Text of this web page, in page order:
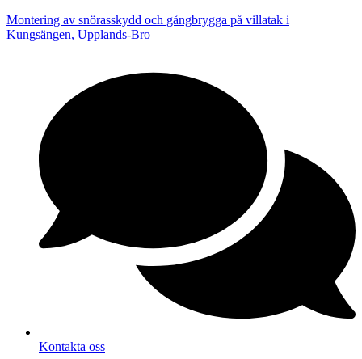
Montering av snörasskydd och gångbrygga på villatak i
Kungsängen, Upplands-Bro
Kontakta oss